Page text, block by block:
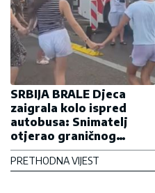
SRBIJA BRALE Djeca
zaigrala kolo ispred
autobusa: Snimatelj
otjerao graničnog
službenika koji je
negodovao (VIDEO)
PRETHODNA VIJEST